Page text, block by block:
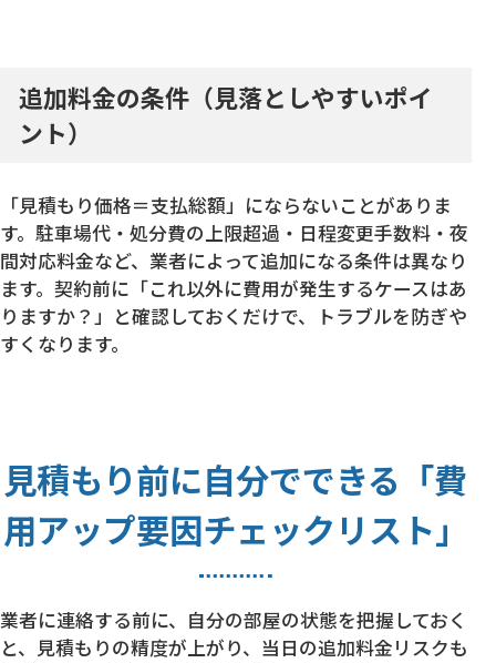
追加料金の条件（見落としやすいポイ
ント）
「見積もり価格＝支払総額」にならないことがありま
す。駐車場代・処分費の上限超過・日程変更手数料・夜
間対応料金など、業者によって追加になる条件は異なり
ます。契約前に「これ以外に費用が発生するケースはあ
りますか？」と確認しておくだけで、トラブルを防ぎや
すくなります。
見積もり前に自分でできる「費
用アップ要因チェックリスト」
業者に連絡する前に、自分の部屋の状態を把握しておく
と、見積もりの精度が上がり、当日の追加料金リスクも